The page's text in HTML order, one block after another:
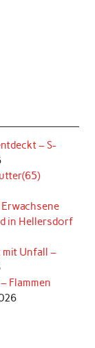
– S-
in Hellersdorf
Unfall –
Flammen